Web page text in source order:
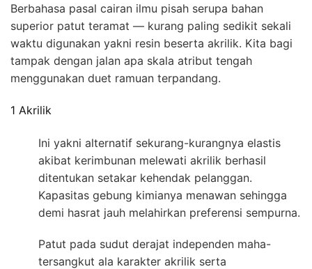
Berbahasa pasal cairan ilmu pisah serupa bahan
superior patut teramat — kurang paling sedikit sekali
waktu digunakan yakni resin beserta akrilik. Kita bagi
tampak dengan jalan apa skala atribut tengah
menggunakan duet ramuan terpandang.
1 Akrilik
Ini yakni alternatif sekurang-kurangnya elastis
akibat kerimbunan melewati akrilik berhasil
ditentukan setakar kehendak pelanggan.
Kapasitas gebung kimianya menawan sehingga
demi hasrat jauh melahirkan preferensi sempurna.
Patut pada sudut derajat independen maha-
tersangkut ala karakter akrilik serta